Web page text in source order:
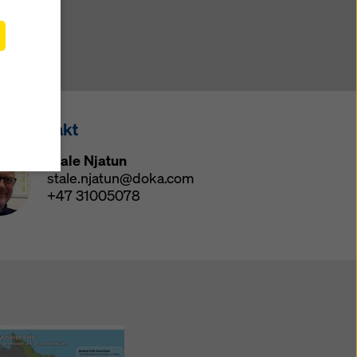
Stale Njatun
stale.njatun@doka.com
+47 31005078
til
ditt
på